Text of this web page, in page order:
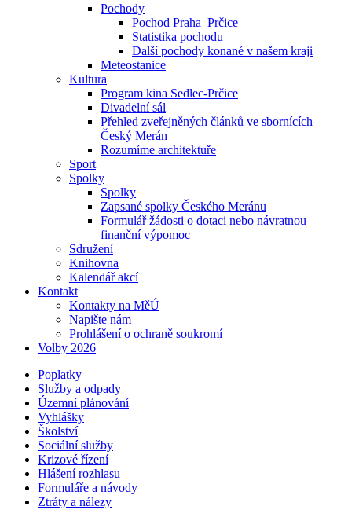
Pochody
Pochod Praha–Prčice
Statistika pochodu
Další pochody konané v našem kraji
Meteostanice
Kultura
Program kina Sedlec-Prčice
Divadelní sál
Přehled zveřejněných článků ve sbornících
Český Merán
Rozumíme architektuře
Sport
Spolky
Spolky
Zapsané spolky Českého Meránu
Formulář žádosti o dotaci nebo návratnou
finanční výpomoc
Sdružení
Knihovna
Kalendář akcí
Kontakt
Kontakty na MěÚ
Napište nám
Prohlášení o ochraně soukromí
Volby 2026
Poplatky
Služby a odpady
Územní plánování
Vyhlášky
Školství
Sociální služby
Krizové řízení
Hlášení rozhlasu
Formuláře a návody
Ztráty a nálezy